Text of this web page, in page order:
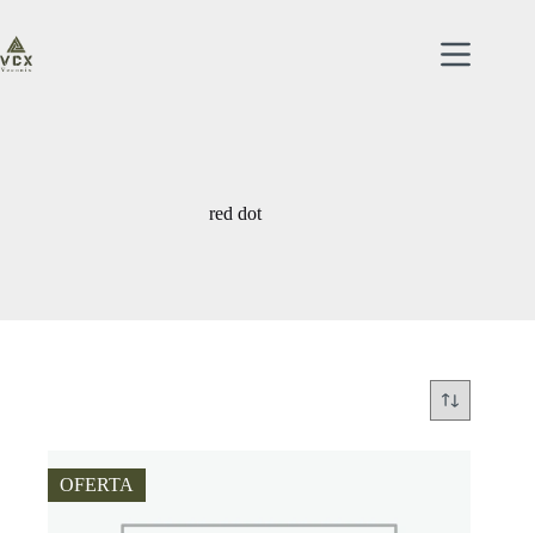
contenido
red dot
OFERTA